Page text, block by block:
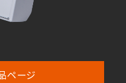
ページ